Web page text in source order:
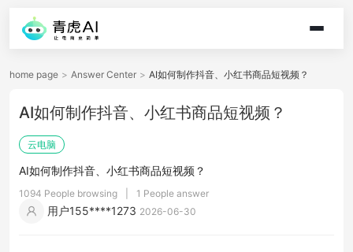
home page > Answer Center > AI如何制作抖音、小红书商品短视频？
AI如何制作抖音、小红书商品短视频？
云电脑
AI如何制作抖音、小红书商品短视频？
1094 People browsing 1 People answer
用户155****1273 2026-06-30